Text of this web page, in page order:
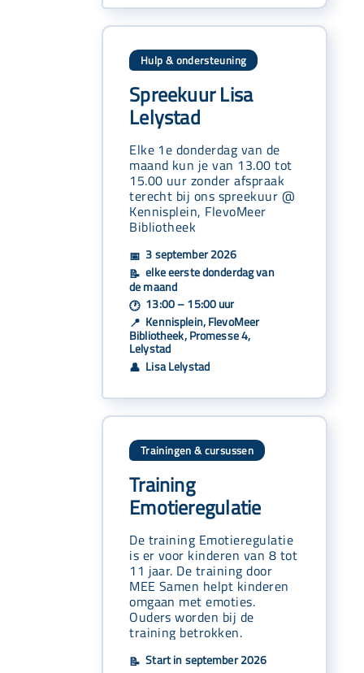
Hulp & ondersteuning
Spreekuur Lisa
Lelystad
Elke 1e donderdag van de
maand kun je van 13.00 tot
15.00 uur zonder afspraak
terecht bij ons spreekuur @
Kennisplein, FlevoMeer
Bibliotheek
📅 3 september 2026
📝 elke eerste donderdag van
de maand
🕐 13:00 – 15:00 uur
📍 Kennisplein, FlevoMeer
Bibliotheek, Promesse 4,
Lelystad
👤 Lisa Lelystad
Trainingen & cursussen
Training
Emotieregulatie
De training Emotieregulatie
is er voor kinderen van 8 tot
11 jaar. De training door
MEE Samen helpt kinderen
omgaan met emoties.
Ouders worden bij de
training betrokken.
📝 Start in september 2026